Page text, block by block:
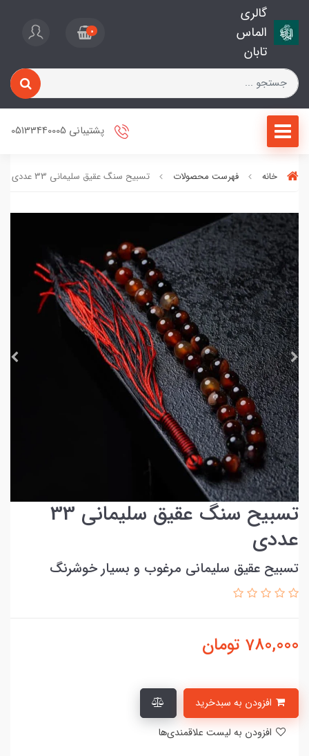
گالری
الماس
تابان
0
پشتیبانی 05133440005
خانه فهرست محصولات تسبیح سنگ عقیق سلیمانی 33 عددی
تسبیح سنگ عقیق سلیمانی 33
عددی
تسبیح عقیق سلیمانی مرغوب و بسیار خوشرنگ
780,000 تومان